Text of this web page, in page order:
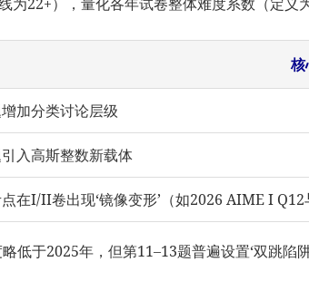
核
加分类讨论层级
入高斯整数新载体
在I/II卷出现‘镜像变形’（如2026 AIME I Q12
低于2025年，但第11–13题普遍设置‘双跳